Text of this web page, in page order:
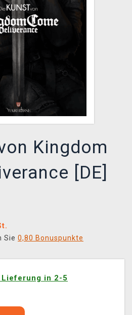
Kingdom
[DE]
Sie 0,80 Bonuspunkte
in 2-5